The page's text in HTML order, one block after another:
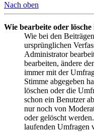
Nach oben
Wie bearbeite oder
Wie bei den
ursprünglichen
Administrator
bearbeiten, ändere
immer mit der
Stimme abgegeben
löschen oder die
schon ein Benutzer
nur noch von
oder gelöscht
laufenden Umfragen